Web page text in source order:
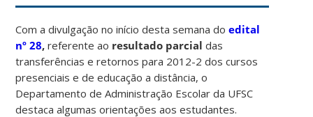
Com a divulgação no início desta semana doedital
nº 28, referente ao resultado parcial das
transferências e retornos para 2012-2 dos cursos
presenciais e de educação a distância, o
Departamento de Administração Escolar da UFSC
destaca algumas orientações aos estudantes.